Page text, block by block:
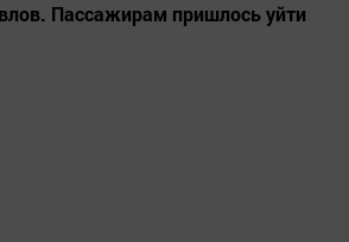
Пассажирам пришлось уйти